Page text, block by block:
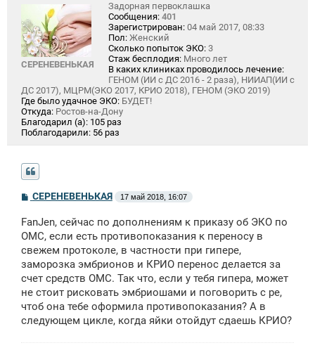
СЕРЕНЕВЕНЬКАЯ
Задорная первоклашка
Сообщения: 401
Зарегистрирован: 04 май 2017, 08:33
Пол: Женский
Сколько попыток ЭКО: 3
Стаж бесплодия: Много лет
В каких клиниках проводилось лечение:
ГЕНОМ (ИИ с ДС 2016 - 2 раза), НИИАП(ИИ с
ДС 2017), МЦРМ(ЭКО 2017, КРИО 2018), ГЕНОМ (ЭКО 2019)
Где было удачное ЭКО: БУДЕТ!
Откуда: Ростов-на-Дону
Благодарил (а): 105 раз
Поблагодарили: 56 раз
С
б
щ
н
и
СЕРЕНЕВЕНЬКАЯ 17 май 2018, 16:07
FanJen, сейчас по дополнениям к приказу об ЭКО по
ОМС, если есть противопоказания к переносу в
свежем протоколе, в частности при гипере,
заморозка эмбрионов и КРИО перенос делается за
счет средств ОМС. Так что, если у тебя гипера, может
не стоит рисковать эмбриошами и поговорить с ре,
чтоб она тебе оформила противопоказания? А в
следующем цикле, когда яйки отойдут сдаешь КРИО?